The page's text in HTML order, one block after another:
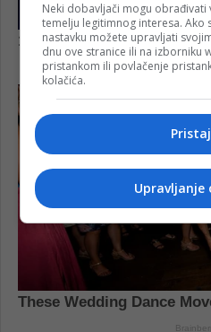
Neki dobavljači mogu obrađivati
temelju legitimnog interesa. Ako
nastavku možete upravljati
dnu ove stranice ili na izborniku
pristankom ili povlačenje
kolačića.
Upravljanje